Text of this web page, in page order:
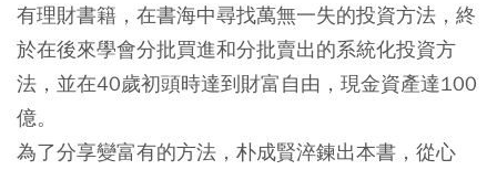
有理財書籍，在書海中尋找萬無一失的投資方法，終
於在後來學會分批買進和分批賣出的系統化投資方
法，並在40歲初頭時達到財富自由，現金資產達100
億。
為了分享變富有的方法，朴成賢淬鍊出本書，從心